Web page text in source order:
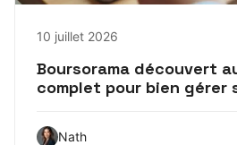
10 juillet 2026
Boursorama découvert
complet pour bien gérer
Nath